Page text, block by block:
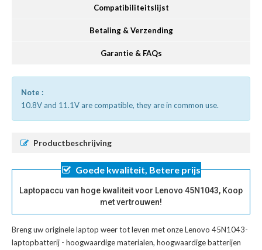
Compatibiliteitslijst
Betaling & Verzending
Garantie & FAQs
Note :
10.8V and 11.1V are compatible, they are in common use.
Productbeschrijving
Goede kwaliteit, Betere prijs
Laptopaccu van hoge kwaliteit voor Lenovo 45N1043, Koop
met vertrouwen!
Breng uw originele laptop weer tot leven met onzeLenovo 45N1043-
laptopbatterij - hoogwaardige materialen, hoogwaardige batterijen